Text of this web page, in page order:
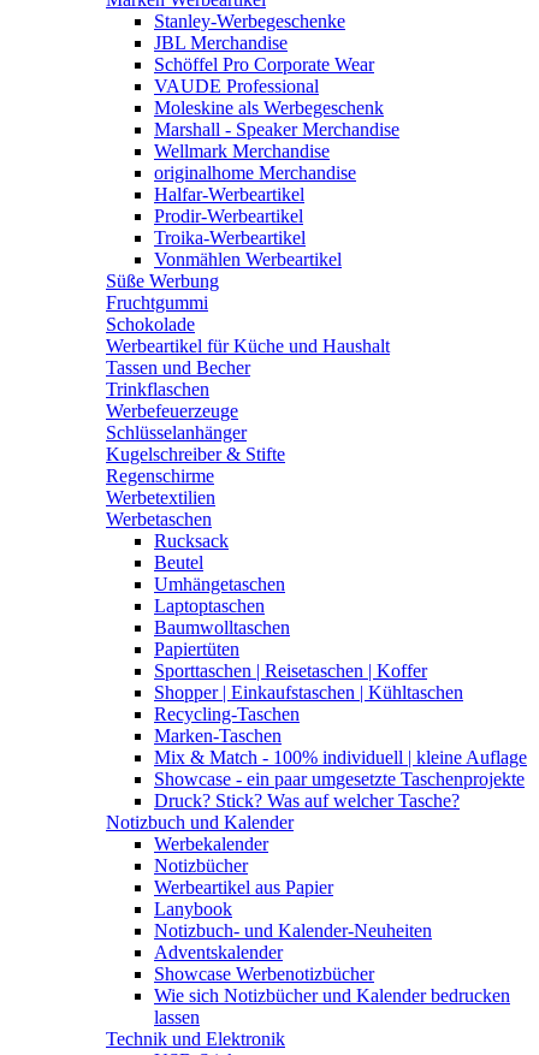
Stanley-Werbegeschenke
JBL Merchandise
Schöffel Pro Corporate Wear
VAUDE Professional
Moleskine als Werbegeschenk
Marshall - Speaker Merchandise
Wellmark Merchandise
originalhome Merchandise
Halfar-Werbeartikel
Prodir-Werbeartikel
Troika-Werbeartikel
Vonmählen Werbeartikel
Süße Werbung
Fruchtgummi
Schokolade
Werbeartikel für Küche und Haushalt
Tassen und Becher
Trinkflaschen
Werbefeuerzeuge
Schlüsselanhänger
Kugelschreiber & Stifte
Regenschirme
Werbetextilien
Werbetaschen
Rucksack
Beutel
Umhängetaschen
Laptoptaschen
Baumwolltaschen
Papiertüten
Sporttaschen | Reisetaschen | Koffer
Shopper | Einkaufstaschen | Kühltaschen
Recycling-Taschen
Marken-Taschen
Mix & Match - 100% individuell | kleine Auflage
Showcase - ein paar umgesetzte Taschenprojekte
Druck? Stick? Was auf welcher Tasche?
Notizbuch und Kalender
Werbekalender
Notizbücher
Werbeartikel aus Papier
Lanybook
Notizbuch- und Kalender-Neuheiten
Adventskalender
Showcase Werbenotizbücher
Wie sich Notizbücher und Kalender bedrucken
lassen
Technik und Elektronik